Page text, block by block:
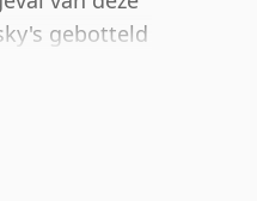
gebotteld
normale